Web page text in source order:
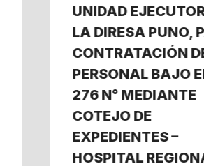
UNIDAD
LA DIRESA PUNO,
CONTRATACIÓN
PERSONAL BAJO
276 N° MEDIANTE
COTEJO DE
EXPEDIENTES –
HOSPITAL